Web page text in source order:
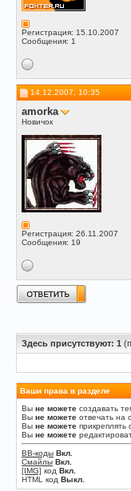
Регистрация: 15.10.2007
Сообщения: 1
14.12.2007, 10:35
amorka
Новичок
Регистрация: 26.11.2007
Сообщения: 19
Здесь присутствуют: 1
Ваши права в разделе
Вы не можете создавать
Вы не можете отвечать на
Вы не можете
Вы не можете
BB-коды Вкл.
Смайлы Вкл.
[IMG] код Вкл.
HTML код Выкл.